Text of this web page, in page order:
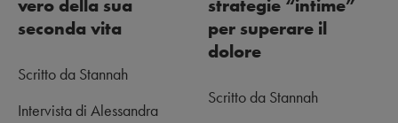
vero della sua
seconda vita
Scritto da Stannah
Intervista di Alessandra
strategie “intime”
per superare il
dolore
Scritto da Stannah